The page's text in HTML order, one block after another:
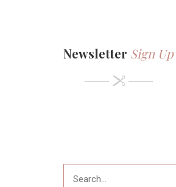
Newsletter Sign Up